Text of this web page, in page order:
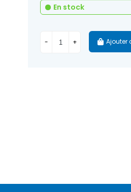
En stock
- + Ajouter